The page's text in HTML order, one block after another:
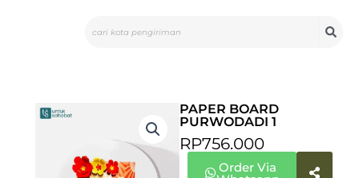
PAPER BOARD
PURWODADI 1
RP756.000
Order Via